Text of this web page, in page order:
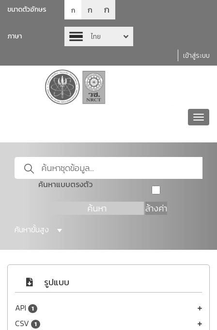
ขนาดตัวอักษร ก ก ก
ภาษา
ไทย
เข้าสู่ระบบ
ค้นหาแบบตรงตัว
ค้นหา ล้างค่า
ค้นหาขั้นสูง
รูปแบบ
API 1
CSV 1